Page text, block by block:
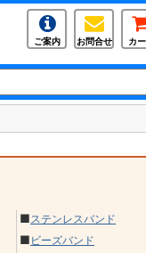
ご案内 お問合せ カ
■ステンレスバンド
■ ビーズバンド